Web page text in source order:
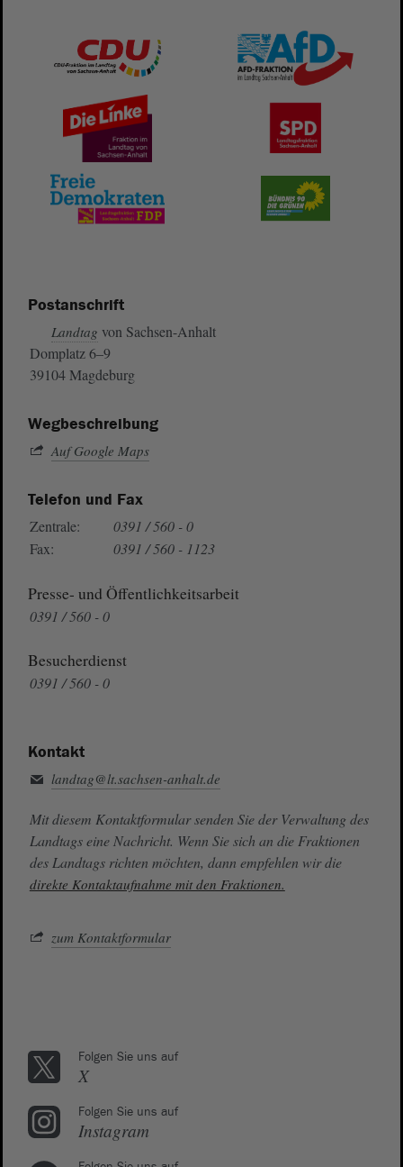
Postanschrift
Landtag von Sachsen-Anhalt
Domplatz 6–9
39104 Magdeburg
Wegbeschreibung
Auf Google Maps
Telefon und Fax
Zentrale:
0391 / 560 - 0
Fax:
0391 / 560 - 1123
Presse- und Öffentlichkeitsarbeit
0391 / 560 - 0
Besucherdienst
0391 / 560 - 0
Kontakt
landtag@lt.sachsen-anhalt.de
Mit diesem Kontaktformular senden Sie der Verwaltung des
Landtags eine Nachricht. Wenn Sie sich an die Fraktionen
des Landtags richten möchten, dann empfehlen wir die
direkte Kontaktaufnahme mit den Fraktionen.
zum Kontaktformular
Folgen Sie uns auf
X
Folgen Sie uns auf
Instagram